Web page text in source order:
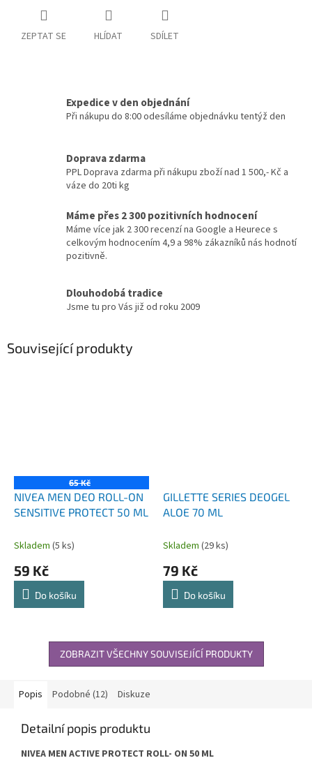
ZEPTAT SE HLÍDAT SDÍLET
Expedice v den objednání
Při nákupu do 8:00 odesíláme objednávku tentýž den
Doprava zdarma
PPL Doprava zdarma při nákupu zboží nad 1 500,- Kč a
váze do 20ti kg
Máme přes 2 300 pozitivních hodnocení
Máme více jak 2 300 recenzí na Google a Heurece s
celkovým hodnocením 4,9 a 98% zákazníků nás hodnotí
pozitivně.
Dlouhodobá tradice
Jsme tu pro Vás již od roku 2009
Související produkty
65 Kč
NIVEA MEN DEO ROLL-ON
SENSITIVE PROTECT 50 ML
Skladem (5 ks)
59 Kč
Do košíku
GILLETTE SERIES DEOGEL
ALOE 70 ML
Skladem (29 ks)
79 Kč
Do košíku
ZOBRAZIT VŠECHNY SOUVISEJÍCÍ PRODUKTY
Popis Podobné (12) Diskuze
Detailní popis produktu
NIVEA MEN ACTIVE PROTECT ROLL- ON 50 ML